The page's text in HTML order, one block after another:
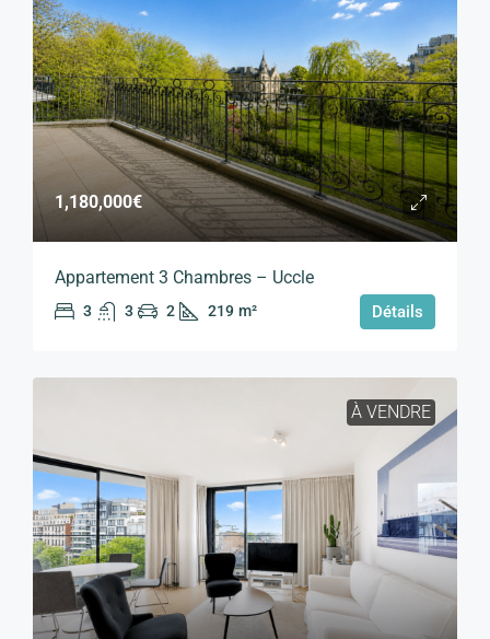
1,180,000€
Appartement 3 Chambres – Uccle
3 3 2 219 m² Détails
À VENDRE